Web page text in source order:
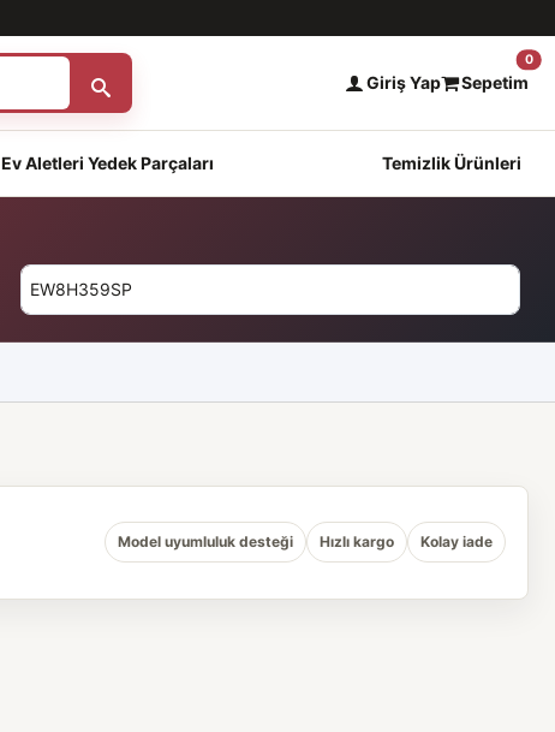
Giriş Yap Sepetim
0
Aletleri Yedek Parçaları Temizlik Ürünleri
Model uyumluluk desteği Hızlı kargo Kolay iade